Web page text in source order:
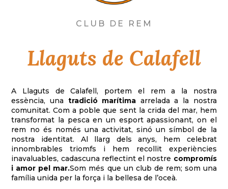
CLUB DE REM
Llaguts de Calafell
A Llaguts de Calafell, portem el rem a la nostra
essència, una tradició marítima arrelada a la nostra
comunitat. Com a poble que sent la crida del mar, hem
transformat la pesca en un esport apassionant, on el
rem no és només una activitat, sinó un símbol de la
nostra identitat. Al llarg dels anys, hem celebrat
innombrables triomfs i hem recollit experiències
inavaluables, cadascuna reflectint el nostre compromís
i amor pel mar.Som més que un club de rem; som una
família unida per la força i la bellesa de l’oceà.